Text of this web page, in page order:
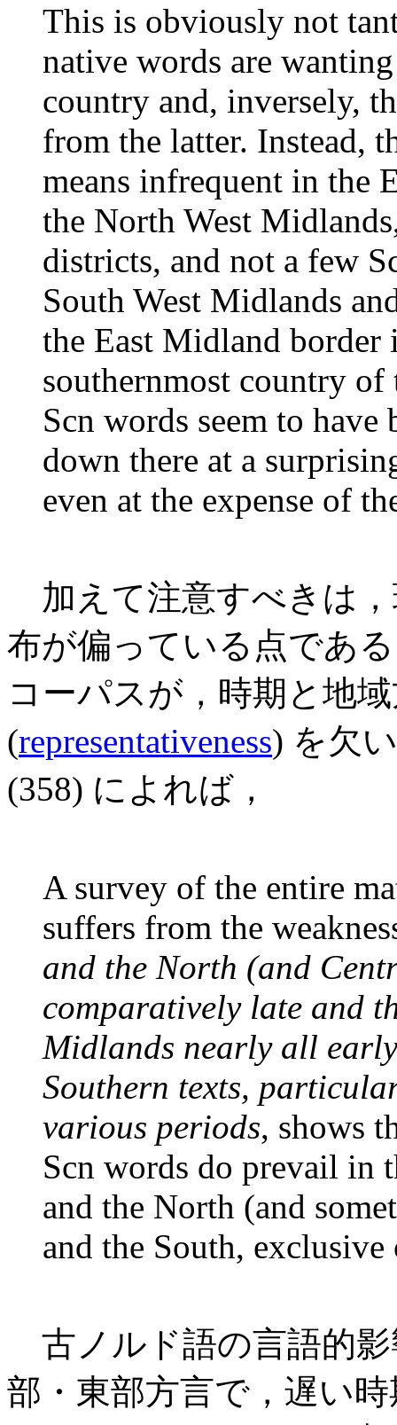
This is obviously not
native words are
country and, inversely,
from the latter. Instead,
means infrequent in the
the North West
districts, and not a few
South West Midlands
the East Midland border
southernmost country of
Scn words seem to have
down there at a
even at the expense of
加えて注意すべきは
布が偏っている点であ
コーパスが，時期と地
(representativeness) を欠
(358) によれば，
A survey of the entire
suffers from the
and the North (and
comparatively late and
Midlands nearly all
Southern texts,
various periods, shows
Scn words do prevail in
and the North (and
and the South,
古ノルド語の言語的
部・東部方言で，遅い